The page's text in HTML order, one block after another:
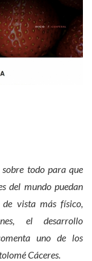
todo para que
del mundo puedan
vista más físico,
el desarrollo
uno de los
Cáceres.